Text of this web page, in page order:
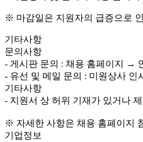
※ 마감일은 지원자의 급증으로
기타사항
문의사항
- 게시판 문의 : 채용 홈페이지 →
- 유선 및 메일 문의 : 미원상사 인
기타사항
- 지원서 상 허위 기재가 있거나
※ 자세한 사항은 채용 홈페이지
기업정보